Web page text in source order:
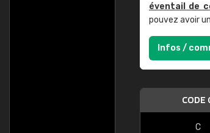
éventail de
pouvez avoir
Infos /
CODE
C